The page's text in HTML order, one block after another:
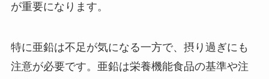
が重要になります。
特に亜鉛は不足が気になる一方で、摂り過ぎにも
注意が必要です。亜鉛は栄養機能食品の基準や注